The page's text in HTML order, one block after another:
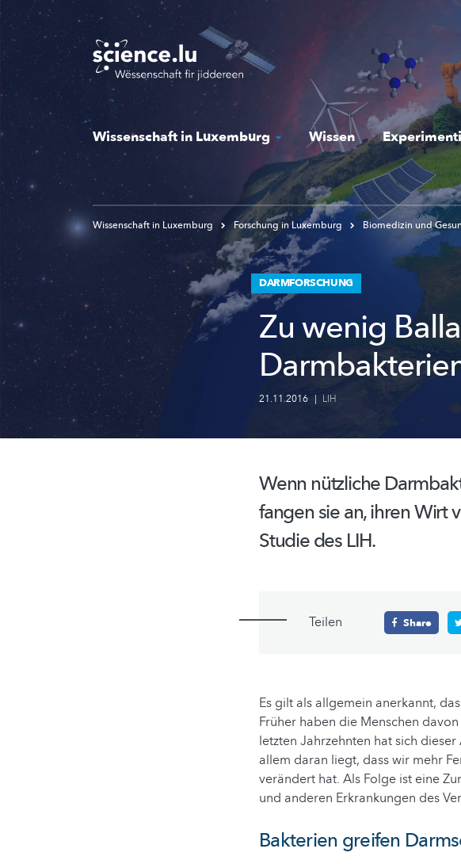
Skip
to
main
content
Wissenschaft in Luxemburg Wissen
Wissenschaft in Luxemburg Forschung in Luxemburg Biomedizin und
DARMFORSCHUNG
Zu wenig
21.11.2016 | LIH
Wenn nützliche
fangen sie an, ihren Wirt
Studie des LIH.
Teilen Share
Es gilt als allgemein anerkannt,
Früher haben die Menschen
letzten Jahrzehnten hat sich
allem daran liegt, dass wir mehr
verändert hat. Als Folge ist eine
und anderen Erkrankungen des
Bakterien greifen